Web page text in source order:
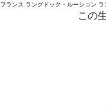
フランス ラングドック・ルーション ラ
この